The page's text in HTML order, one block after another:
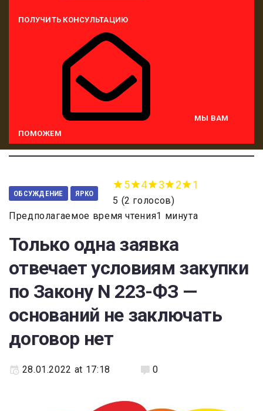
ПОЛУЧИТЬ КОНСУЛЬТАЦИЮ
МЫ ВАМ
ПОМОЖЕМ
ОБСУЖДЕНИЕ ЯРКО
5 4 3 2 1
5 (2 голосов)
Предполагаемое время чтения1 минута
Только одна заявка
отвечает условиям закупки
по Закону N 223-ФЗ —
оснований не заключать
договор нет
28.01.2022 at 17:18 0